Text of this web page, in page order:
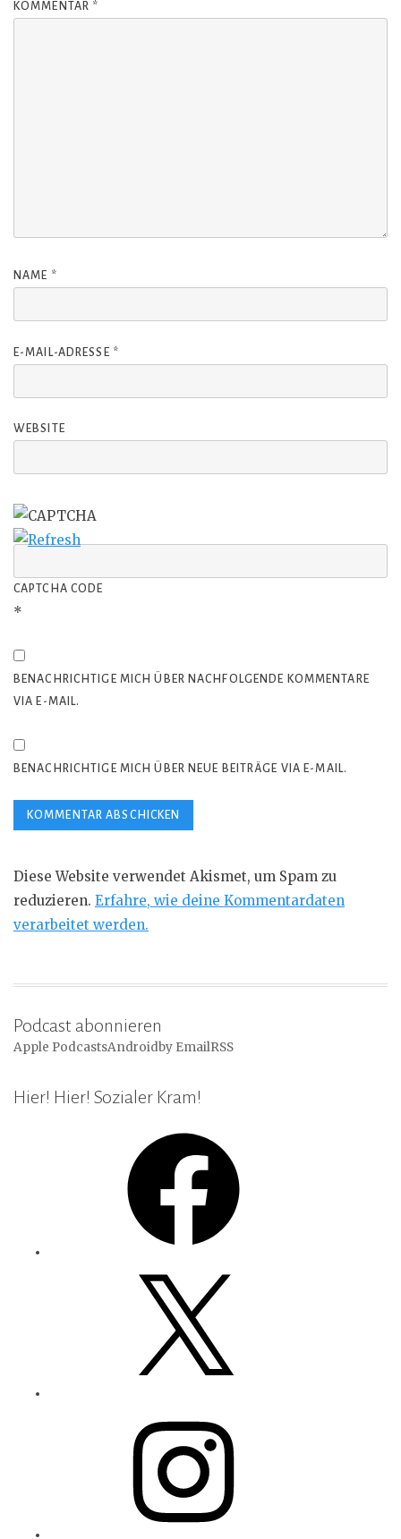
KOMMENTAR *
NAME *
E-MAIL-ADRESSE *
WEBSITE
CAPTCHA CODE
*
BENACHRICHTIGE MICH ÜBER NACHFOLGENDE KOMMENTARE
VIA E-MAIL.
BENACHRICHTIGE MICH ÜBER NEUE BEITRÄGE VIA E-MAIL.
Diese Website verwendet Akismet, um Spam zu
reduzieren. Erfahre, wie deine Kommentardaten
verarbeitet werden.
Podcast abonnieren
Apple PodcastsAndroidby EmailRSS
Hier! Hier! Sozialer Kram!